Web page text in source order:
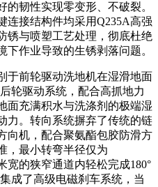
韧性实现零变形、不破裂。
连接结构件均采用Q235A高强
锈与喷塑工艺处理，彻底杜绝
作业导致的生锈剥落问题。
于前轮驱动洗地机在湿滑地面
轮驱动系统，配合高抓地力
面充满积水与洗涤剂的极端湿
力。转向系统摒弃了传统的链
向机，配合聚氨酯包胶防滑方
，最小转弯半径仅为
宽的狭窄通道内轻松完成180°
成了高级电磁刹车系统，当